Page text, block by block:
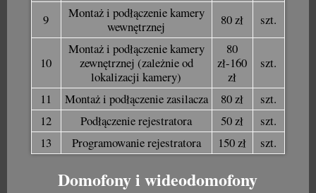
9
Montaż i podłączenie kamery
wewnętrznej
80 zł szt.
10
Montaż i podłączenie kamery
zewnętrznej (zależnie od
lokalizacji kamery)
80
zł-160
zł
szt.
11 Montaż i podłączenie zasilacza 80 zł
szt.
12
Podłączenie rejestratora 50 zł
szt.
13
Programowanie rejestratora 150 zł szt.
Domofony i wideodomofony